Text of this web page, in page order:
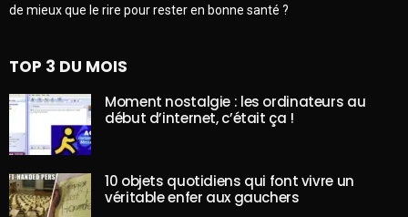
de mieux que le rire pour rester en bonne santé ?
TOP 3 DU MOIS
Moment nostalgie : les ordinateurs au
début d’internet, c’était ça !
10 objets quotidiens qui font vivre un
véritable enfer aux gauchers